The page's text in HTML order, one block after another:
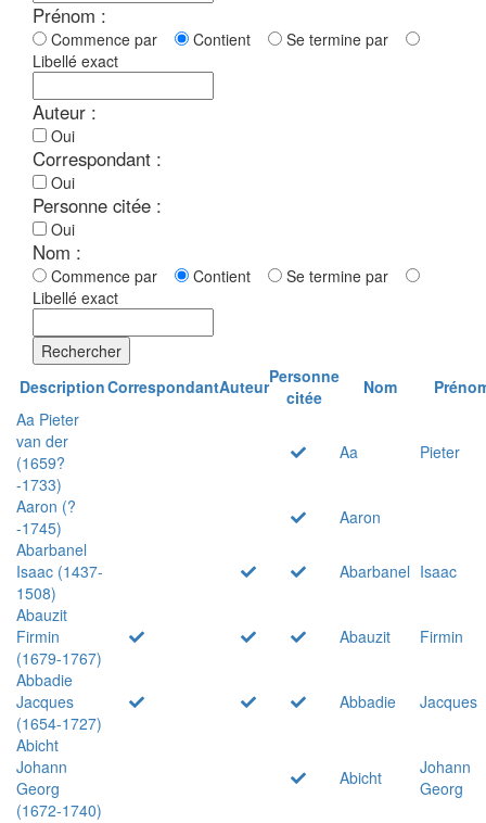
Prénom :
Commence par Contient
Se termine par
Libellé exact
Auteur :
Oui
Correspondant :
Oui
Personne citée :
Oui
Nom :
Commence par Contient
Se termine par
Libellé exact
Rechercher
DescriptionCorrespondantAuteurPersonne
citée
Nom
Aa Pieter
van der
(1659?
-1733)
Aa Pieter
Aaron (?
-1745)
Aaron
Abarbanel
Isaac (1437-
1508)
Abarbanel Isaac
Abauzit
Firmin
(1679-1767)
Abauzit
Firmin
Abbadie
Jacques
(1654-1727)
Abbadie
Jacques
Abicht
Johann
Georg
(1672-1740)
Abicht
Johann
Georg